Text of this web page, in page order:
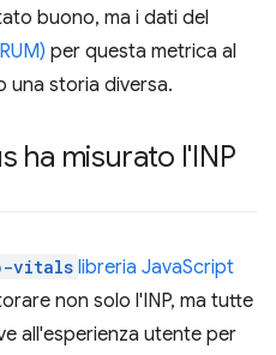
buono, ma i dati del
per questa metrica al
una storia diversa.
ha misurato l'INP
vitals libreria JavaScript
non solo l'INP, ma tutte
all'esperienza utente per